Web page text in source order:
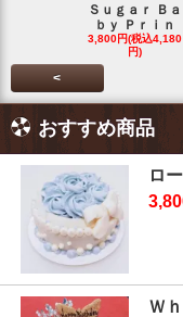
Ｓｕｇａｒ Ｂａ
ｂｙ Ｐｒｉｎ
3,800円(税込4,180
円)
<
おすすめ商品
ロ
Ｗ